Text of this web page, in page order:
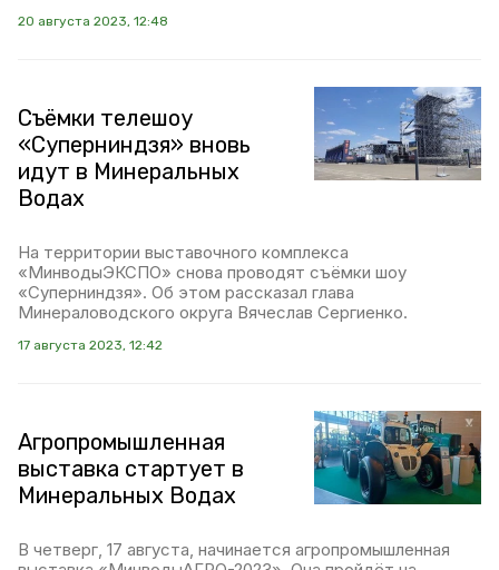
20 августа 2023, 12:48
Съёмки телешоу
«Суперниндзя» вновь
идут в Минеральных
Водах
На территории выставочного комплекса
«МинводыЭКСПО» снова проводят съёмки шоу
«Суперниндзя». Об этом рассказал глава
Минераловодского округа Вячеслав Сергиенко.
17 августа 2023, 12:42
Агропромышленная
выставка стартует в
Минеральных Водах
В четверг, 17 августа, начинается агропромышленная